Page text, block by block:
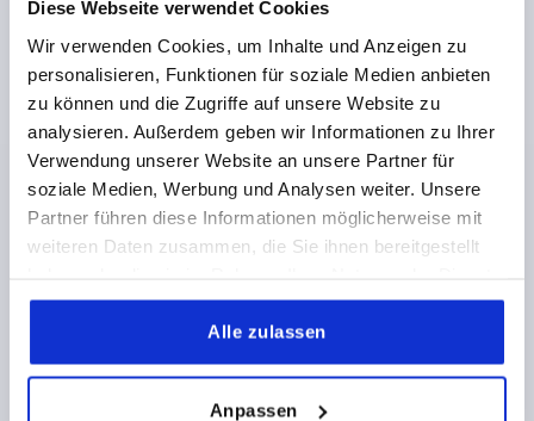
Diese Webseite verwendet Cookies
Wir verwenden Cookies, um Inhalte und Anzeigen zu
personalisieren, Funktionen für soziale Medien anbieten
zu können und die Zugriffe auf unsere Website zu
analysieren. Außerdem geben wir Informationen zu Ihrer
Verwendung unserer Website an unsere Partner für
soziale Medien, Werbung und Analysen weiter. Unsere
Partner führen diese Informationen möglicherweise mit
weiteren Daten zusammen, die Sie ihnen bereitgestellt
gesammelt haben.
Alle zulassen
Anpassen
SCHARNIER, FORM:B RUND 65X65, EDELSTAHL A2
1.4301 GESTRAHLT
OBERFLÄCHE GRUNDKÖRPER=GESTRAHLT
FORM=B
A1=40 B1=25 H=4
Bestellnummer:K1810.65651